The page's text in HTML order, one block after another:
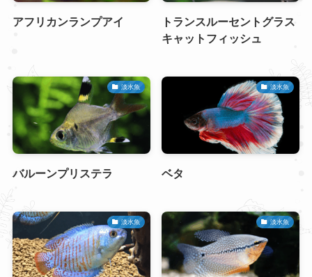
アフリカンランプアイ
トランスルーセントグラス
キャットフィッシュ
淡水魚
バルーンプリステラ
淡水魚
ベタ
淡水魚 淡水魚